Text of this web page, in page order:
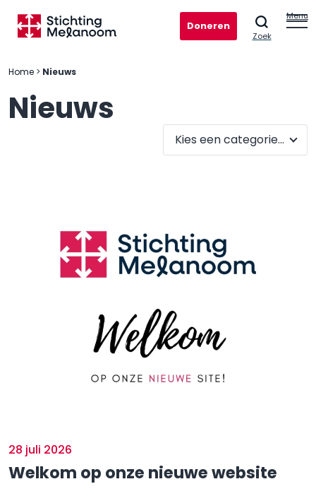
Doneren
Zoek
Menu
Home > Nieuws
Nieuws
28 juli 2026
Welkom op onze nieuwe website